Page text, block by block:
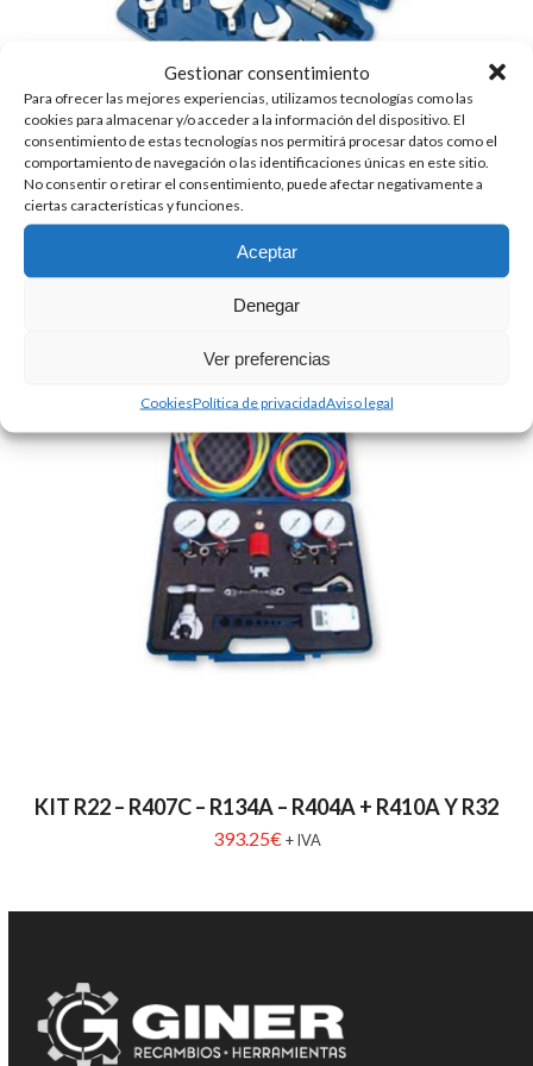
Gestionar consentimiento
Para ofrecer las mejores experiencias, utilizamos tecnologías como las
cookies para almacenar y/o acceder a la información del dispositivo. El
consentimiento de estas tecnologías nos permitirá procesar datos como el
comportamiento de navegación o las identificaciones únicas en este sitio.
No consentir o retirar el consentimiento, puede afectar negativamente a
ciertas características y funciones.
Aceptar
Denegar
Ver preferencias
CookiesPolítica de privacidadAviso legal
KIT R22 – R407C – R134A – R404A + R410A Y R32
393.25€ + IVA